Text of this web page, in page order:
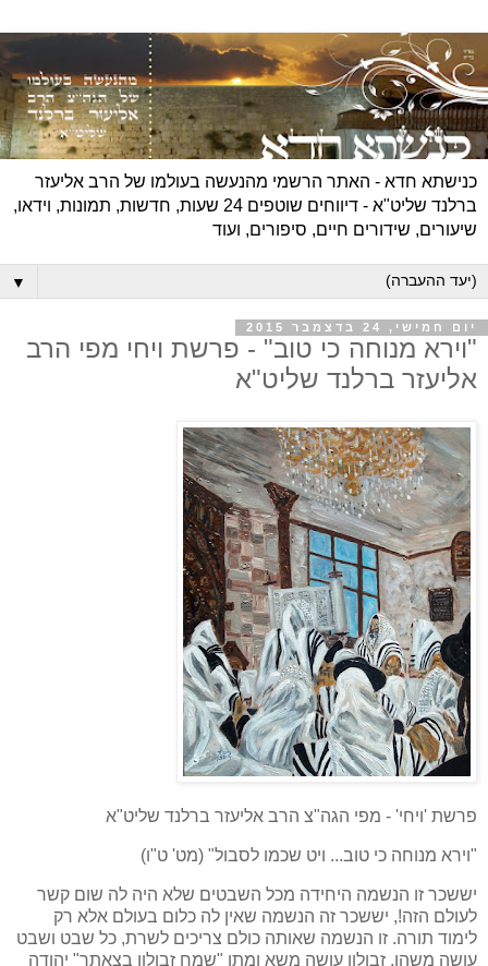
כנישתא חדא - האתר הרשמי מהנעשה בעולמו של הרב אליעזר
ברלנד שליט"א - דיווחים שוטפים 24 שעות, חדשות, תמונות, וידאו,
שיעורים, שידורים חיים, סיפורים, ועוד
▼
יום חמישי, 24 בדצמבר 2015
"וירא מנוחה כי טוב" - פרשת ויחי מפי הרב
אליעזר ברלנד שליט"א
פרשת 'ויחי' - מפי הגה"צ הרב אליעזר ברלנד שליט"א
"וירא מנוחה כי טוב... ויט שכמו לסבול" (מט' ט"ו)
יששכר זו הנשמה היחידה מכל השבטים שלא היה לה שום קשר
לעולם הזה!, יששכר זה הנשמה שאין לה כלום בעולם אלא רק
לימוד תורה. זו הנשמה שאותה כולם צריכים לשרת, כל שבט ושבט
עושה משהו, זבולון עושה משא ומתן "שמח זבולון בצאתך" יהודה